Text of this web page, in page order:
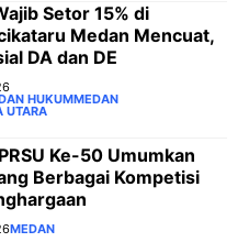
Setor 15% di
Medan Mencuat,
DA dan DE
HUKUMMEDAN
UTARA
Ke-50 Umumkan
Berbagai Kompetisi
MEDAN